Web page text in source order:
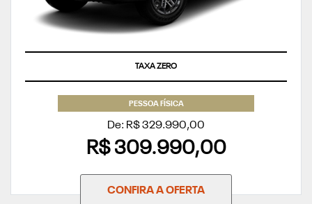
TAXA ZERO
PESSOA FÍSICA
De: R$ 329.990,00
R$ 309.990,00
CONFIRA A OFERTA